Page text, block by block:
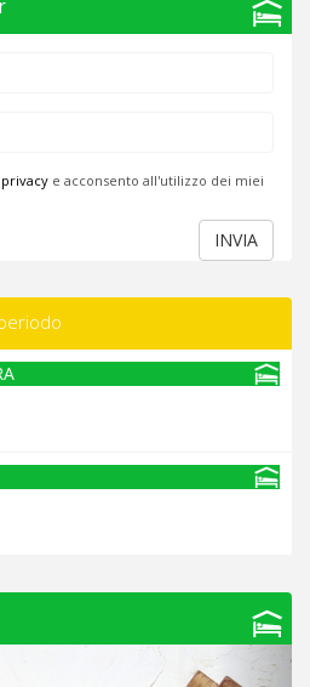
e acconsento all'utilizzo dei miei
INVIA
Next